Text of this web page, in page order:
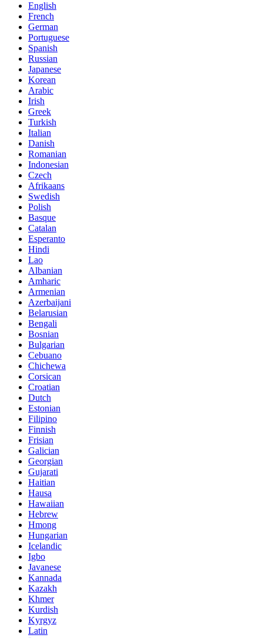
English
French
German
Portuguese
Spanish
Russian
Japanese
Korean
Arabic
Irish
Greek
Turkish
Italian
Danish
Romanian
Indonesian
Czech
Afrikaans
Swedish
Polish
Basque
Catalan
Esperanto
Hindi
Lao
Albanian
Amharic
Armenian
Azerbaijani
Belarusian
Bengali
Bosnian
Bulgarian
Cebuano
Chichewa
Corsican
Croatian
Dutch
Estonian
Filipino
Finnish
Frisian
Galician
Georgian
Gujarati
Haitian
Hausa
Hawaiian
Hebrew
Hmong
Hungarian
Icelandic
Igbo
Javanese
Kannada
Kazakh
Khmer
Kurdish
Kyrgyz
Latin